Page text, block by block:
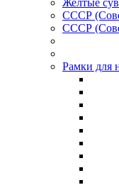
Желтые
СССР
СССР
Рамки для